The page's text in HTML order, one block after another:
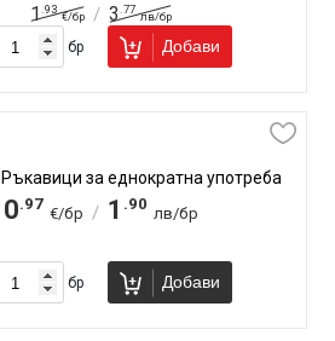
1 .93
€/бр / 3 .77
лв/бр
бр Добави
Ръкавици за еднократна употреба
0.97
€/бр / 1 .90
лв/бр
бр Добави